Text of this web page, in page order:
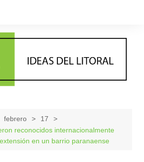
febrero
17
reconocidos internacionalmente
en un barrio paranaense